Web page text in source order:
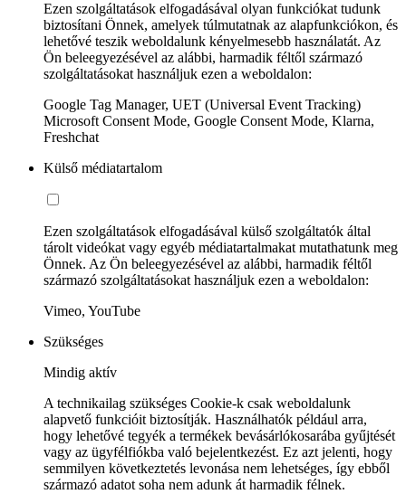
Ezen szolgáltatások elfogadásával olyan funkciókat tudunk
biztosítani Önnek, amelyek túlmutatnak az alapfunkciókon, és
lehetővé teszik weboldalunk kényelmesebb használatát. Az
Ön beleegyezésével az alábbi, harmadik féltől származó
szolgáltatásokat használjuk ezen a weboldalon:
Google Tag Manager, UET (Universal Event Tracking)
Microsoft Consent Mode, Google Consent Mode, Klarna,
Freshchat
Külső médiatartalom
Ezen szolgáltatások elfogadásával külső szolgáltatók által
tárolt videókat vagy egyéb médiatartalmakat mutathatunk meg
Önnek. Az Ön beleegyezésével az alábbi, harmadik féltől
származó szolgáltatásokat használjuk ezen a weboldalon:
Vimeo, YouTube
Szükséges
Mindig aktív
A technikailag szükséges Cookie-k csak weboldalunk
alapvető funkcióit biztosítják. Használhatók például arra,
hogy lehetővé tegyék a termékek bevásárlókosarába gyűjtését
vagy az ügyfélfiókba való bejelentkezést. Ez azt jelenti, hogy
semmilyen következtetés levonása nem lehetséges, így ebből
származó adatot soha nem adunk át harmadik félnek.